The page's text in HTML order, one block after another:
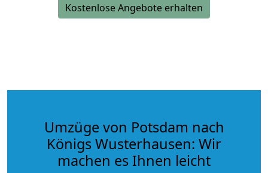
Kostenlose Angebote erhalten
Umzüge von Potsdam nach
Königs Wusterhausen: Wir
machen es Ihnen leicht